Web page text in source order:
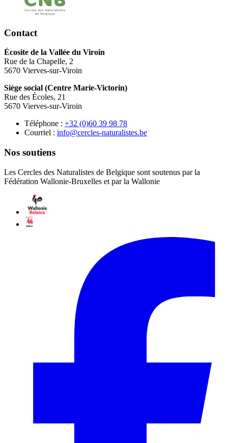
Contact
Écosite de la Vallée du Viroin
Rue de la Chapelle, 2
5670 Vierves-sur-Viroin
Siège social (Centre Marie-Victorin)
Rue des Écoles, 21
5670 Vierves-sur-Viroin
Téléphone : 87 89 93 06(0) 23+
Courriel : eb.setsilarutan-selcrec@ofni
Nos soutiens
Les Cercles des Naturalistes de Belgique sont soutenus par la
Fédération Wallonie-Bruxelles et par la Wallonie